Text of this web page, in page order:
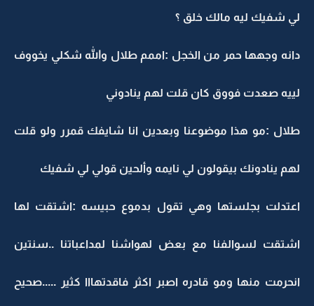
لي شفيك ليه مالك خلق ؟
دانه وجهها حمر من الخجل :اممم طلال والله شكلي يخووف
لييه صعدت فووق كان قلت لهم ينادوني
طلال :مو هذا موضوعنا وبعدين انا شايفك قمرر ولو قلت
لهم ينادونك بيقولون لي نايمه وألحين قولي لي شفيك
اعتدلت بجلستها وهي تقول بدموع حبيسه :اشتقت لها
اشتقت لسوالفنا مع بعض لهواشنا لمداعباتنا ..سنتين
انحرمت منها ومو قادره اصبر اكثر فاقدتهااا كثير .....صحيح